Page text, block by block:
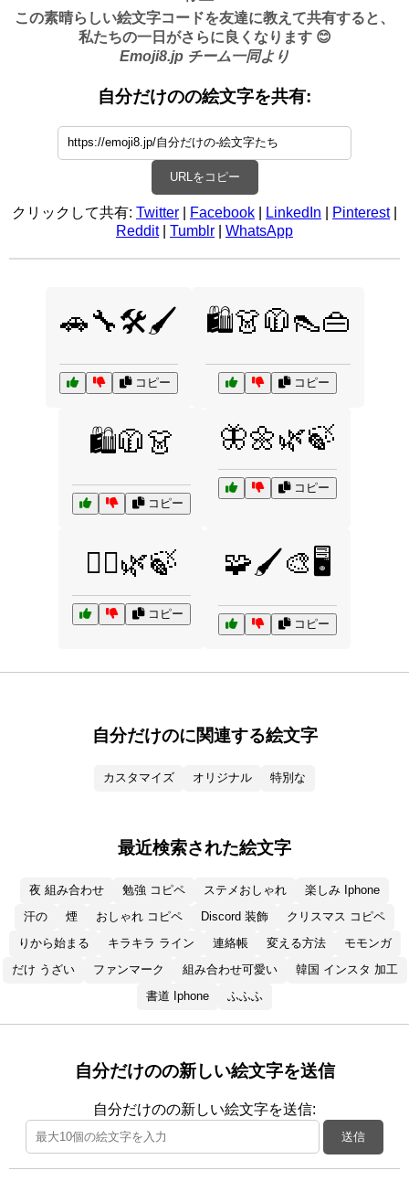
この素晴らしい絵文字コードを友達に教えて共有すると、
私たちの一日がさらに良くなります 😊
Emoji8.jp チーム一同より
自分だけのの絵文字を共有:
URLをコピー
クリックして共有: Twitter Facebook LinkedIn Pinterest|
Reddit| Tumblr WhatsApp
🚗🔧🛠️🖌️
コピー
🛍️👗🧥👠👜
コピー
🛍️🧥👗
コピー
🦋🌼🌿🍃
コピー
🧘‍♂️🌿🍃
コピー
🧩🖌️🎨🖥️
コピー
自分だけのに関連する絵文字
カスタマイズ オリジナル 特別な
最近検索された絵文字
夜 組み合わせ 勉強 コピペ ステメおしゃれ
楽しみ Iphone
汗の
煙 おしゃれ コピペ Discord 装飾
クリスマス コピペ
りから始まる
キラキラ ライン 連絡帳 変える方法
モモンガ
だけ うざい
ファンマーク 組み合わせ可愛い
韓国 インスタ 加工
書道 Iphone
ふふふ
自分だけのの新しい絵文字を送信
自分だけのの新しい絵文字を送信:
送信